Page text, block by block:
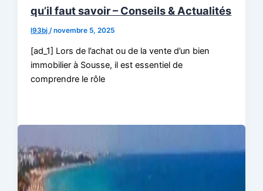
qu’il faut savoir – Conseils & Actualités
l93bj /novembre 5, 2025
[ad_1] Lors de l’achat ou de la vente d’un bien
immobilier à Sousse, il est essentiel de
comprendre le rôle